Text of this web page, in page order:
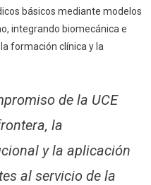
básicos mediante modelos
integrando biomecánica e
formación clínica y la
de la UCE
la
y la aplicación
al servicio de la